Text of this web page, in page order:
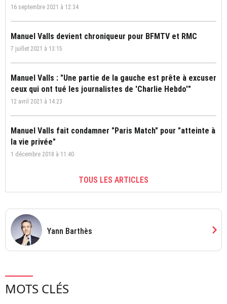
16 septembre 2021 à 12:34
Manuel Valls devient chroniqueur pour BFMTV et RMC
7 juillet 2021 à 13:15
Manuel Valls : "Une partie de la gauche est prête à excuser
ceux qui ont tué les journalistes de 'Charlie Hebdo'"
12 avril 2021 à 14:23
Manuel Valls fait condamner "Paris Match" pour "atteinte à
la vie privée"
1 décembre 2018 à 11:40
TOUS LES ARTICLES
Yann Barthès chevron_right
MOTS CLÉS